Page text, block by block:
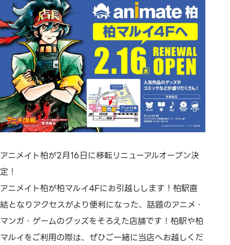
アニメイト柏が2月16日に移転リニューアルオープン決
定！
アニメイト柏が柏マルイ4Fにお引越しします！柏駅直
結となりアクセスがより便利になった、話題のアニメ・
マンガ・ゲームのグッズをそろえた店舗です！柏駅や柏
マルイをご利用の際は、ぜひご一緒に当店へお越しくだ